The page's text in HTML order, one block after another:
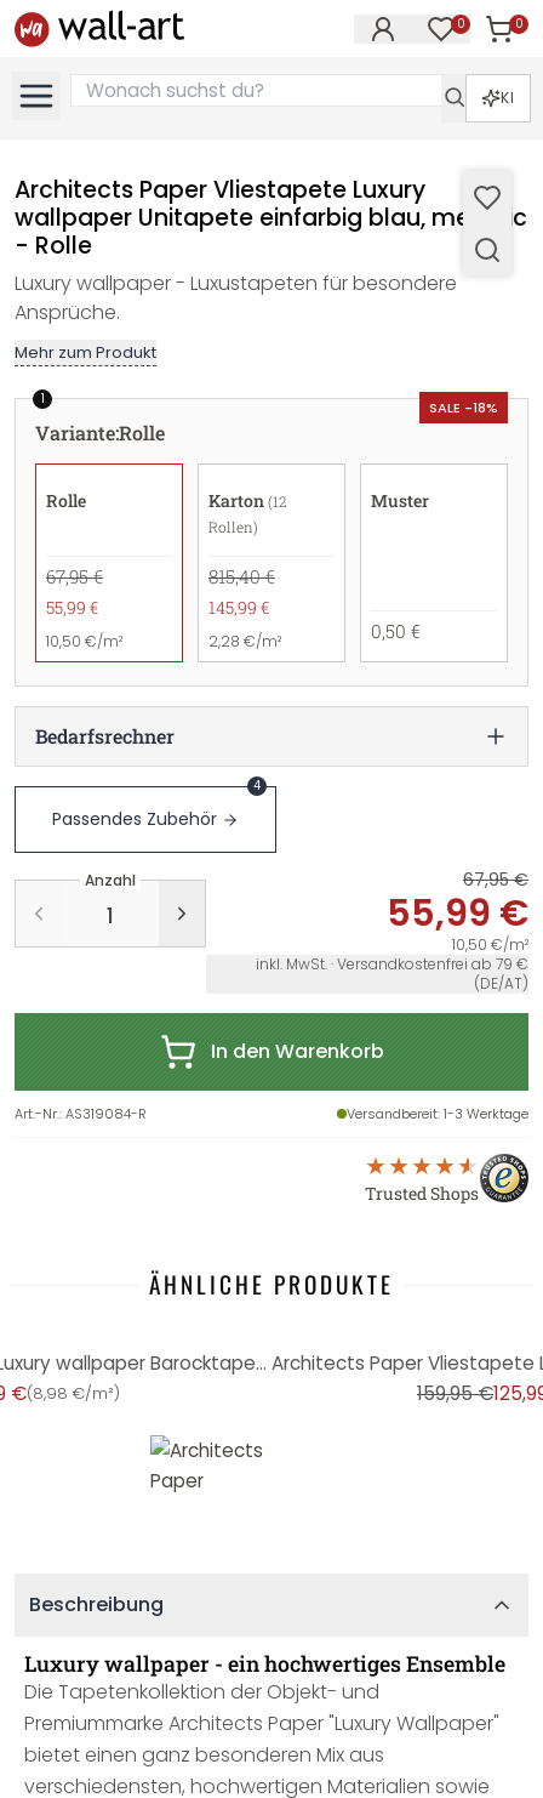
0 0
KI
Architects Paper Vliestapete Luxury
wallpaper Unitapete einfarbig blau, metallic
- Rolle
Luxury wallpaper - Luxustapeten für besondere
Ansprüche.
Mehr zum Produkt
SALE -18%
1
Variante:Rolle
Rolle
67,95 €
55,99 €
10,50 €/m²
Karton (12
Rollen)
815,40 €
145,99 €
2,28 €/m²
Muster
0,50 €
Bedarfsrechner
Passendes Zubehör
4
Anzahl 67,95 €
55,99 €
10,50 €/m²
inkl. MwSt. · Versandkostenfrei ab 79 €
(DE/AT)
In den Warenkorb
Art.-Nr.:AS319084-R Versandbereit: 1-3 Werktage
Trusted Shops
ÄHNLICHE PRODUKTE
Architects Paper Vliestapete Luxury wallpaper Barocktapete mit Ornamenten in Echtflock creme, metall
€(8,98 €/m²) 159,95 €
Beschreibung
Luxury wallpaper - ein hochwertiges Ensemble
Die Tapetenkollektion der Objekt- und
Premiummarke Architects Paper "Luxury Wallpaper"
bietet einen ganz besonderen Mix aus
verschiedensten, hochwertigen Materialien sowie